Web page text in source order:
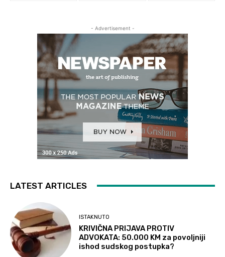
- Advertisement -
LATEST ARTICLES
ISTAKNUTO
KRIVIČNA PRIJAVA PROTIV
ADVOKATA: 50.000 KM za povoljniji
ishod sudskog postupka?